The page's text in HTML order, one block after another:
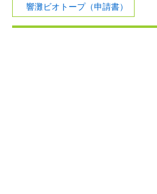
響灘ビオトープ（申請書）